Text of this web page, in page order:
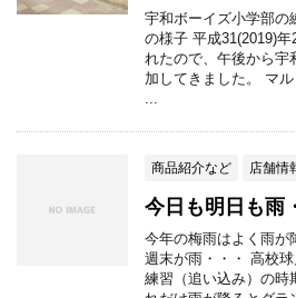
宇和ボーイズ小学部の
の様子 平成31(2019)
れたので、午後から宇
加してきました。 マ
...
商品紹介など 店舗情
今日も明日も雨
今年の梅雨はよく雨が
週末が雨・・・ 高校
練習（追い込み）の時